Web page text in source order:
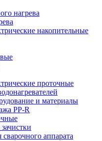
нагрева
накопительные
проточные
и материалы
PP-R
сварочного аппарата